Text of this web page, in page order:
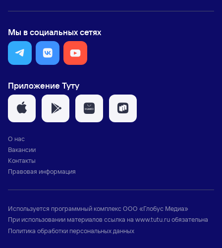
Мы в социальных сетях
Приложение Туту
О нас
Вакансии
Контакты
Правовая информация
Используется программный комплексООО «Глобус Медиа»
При использовании материалов ссылка на www.tutu.ruобязательна
Политика обработки персональных данных